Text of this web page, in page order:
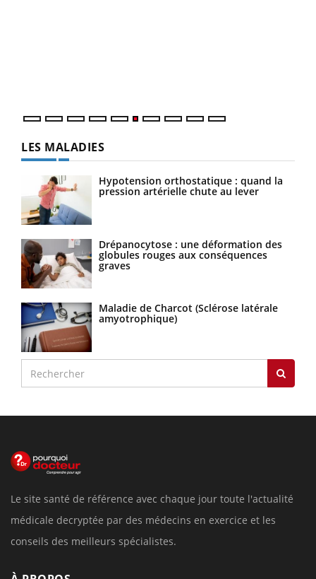
LES MALADIES
Hypotension orthostatique : quand la
pression artérielle chute au lever
Drépanocytose : une déformation des
globules rouges aux conséquences
graves
Maladie de Charcot (Sclérose latérale
amyotrophique)
Le site santé de référence avec chaque jour toute l'actualité
médicale decryptée par des médecins en exercice et les
conseils des meilleurs spécialistes.